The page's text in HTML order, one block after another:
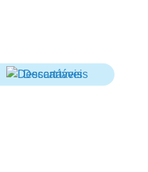
Descartáveis